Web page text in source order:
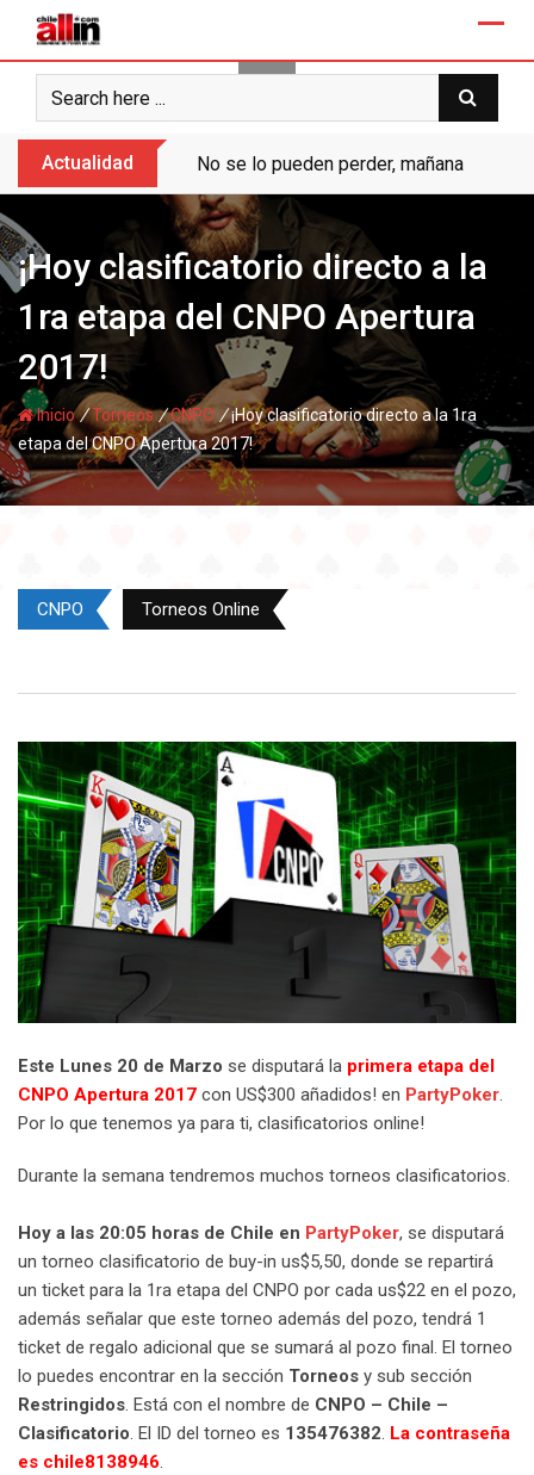
content
Actualidad No se lo pueden perder, mañana “Ases
¡Hoy clasificatorio directo a la
1ra etapa del CNPO Apertura
2017!
Inicio/Torneos/CNPO /¡Hoy clasificatorio directo a la 1ra
etapa del CNPO Apertura 2017!
CNPO Torneos Online
Este Lunes 20 de Marzo se disputará la primera etapa del
CNPO Apertura 2017 con US$300 añadidos! en PartyPoker.
Por lo que tenemos ya para ti, clasificatorios online!
Durante la semana tendremos muchos torneos clasificatorios.
Hoy a las 20:05 horas de Chile en PartyPoker, se disputará
un torneo clasificatorio de buy-in us$5,50, donde se repartirá
un ticket para la 1ra etapa del CNPO por cada us$22 en el pozo,
además señalar que este torneo además del pozo, tendrá 1
ticket de regalo adicional que se sumará al pozo final. El torneo
lo puedes encontrar en la sección Torneos y sub sección
Restringidos. Está con el nombre de CNPO – Chile –
Clasificatorio. El ID del torneo es 135476382. La contraseña
es chile8138946.